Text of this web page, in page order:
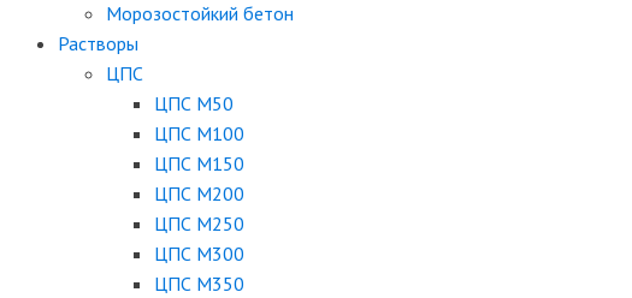
Морозостойкий бетон
Растворы
ЦПС
ЦПС М50
ЦПС М100
ЦПС М150
ЦПС М200
ЦПС М250
ЦПС М300
ЦПС М350